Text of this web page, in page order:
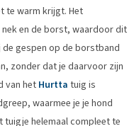
te warm krijgt. Het
en de borst, waardoor dit
gespen op de borstband
zonder dat je daarvoor zijn
van het Hurtta tuig is
waarmee je je hond
helemaal compleet te